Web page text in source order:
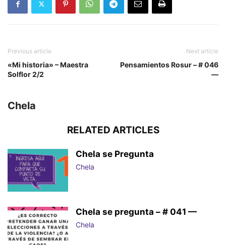
Previous article
«Mi historia» – Maestra
Solflor 2/2
Next article
Pensamientos Rosur – # 046
—
Chela
RELATED ARTICLES
Chela se Pregunta
Chela
Chela se pregunta – # 041 —
Chela